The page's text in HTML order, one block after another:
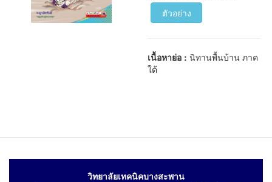
ตัวอย่าง
เนื้อหาย่อ :นิทานพื้นบ้าน ภาค
ใต้
วิทยาลัยเทคนิคบางสะพาน